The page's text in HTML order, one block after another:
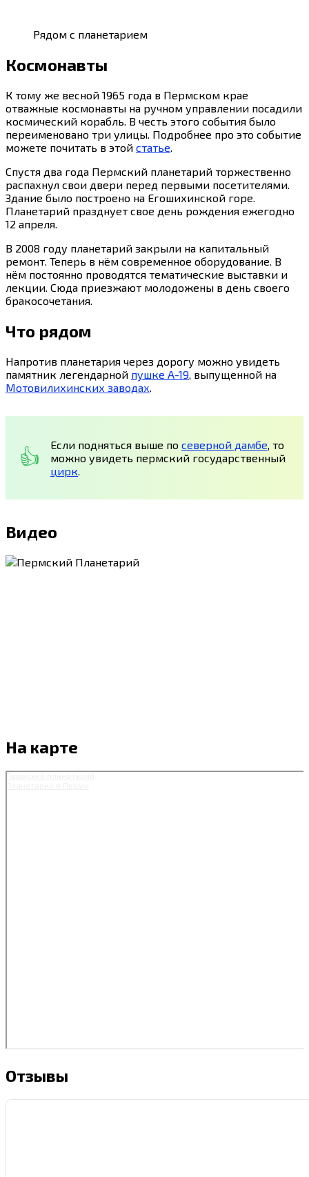
Рядом с планетарием
Космонавты
К тому же весной 1965 года в Пермском крае
отважные космонавты на ручном управлении посадили
космический корабль. В честь этого события было
переименовано три улицы. Подробнее про это событие
можете почитать в этой статье.
Спустя два года Пермский планетарий торжественно
распахнул свои двери перед первыми посетителями.
Здание было построено на Егошихинской горе.
Планетарий празднует свое день рождения ежегодно
12 апреля.
В 2008 году планетарий закрыли на капитальный
ремонт. Теперь в нём современное оборудование. В
нём постоянно проводятся тематические выставки и
лекции. Сюда приезжают молодожены в день своего
бракосочетания.
Что рядом
Напротив планетария через дорогу можно увидеть
памятник легендарной пушке А-19, выпущенной на
Мотовилихинских заводах.
Если подняться выше по северной дамбе, то
можно увидеть пермский государственный
цирк.
Видео
На карте
Пермский планетарий
Отзывы